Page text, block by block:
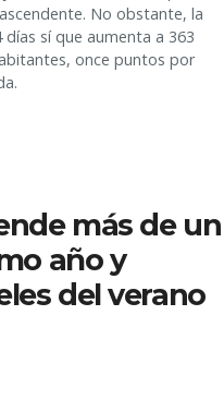
No obstante, la
sí que aumenta a 363
once puntos por
más de un
año y
del verano